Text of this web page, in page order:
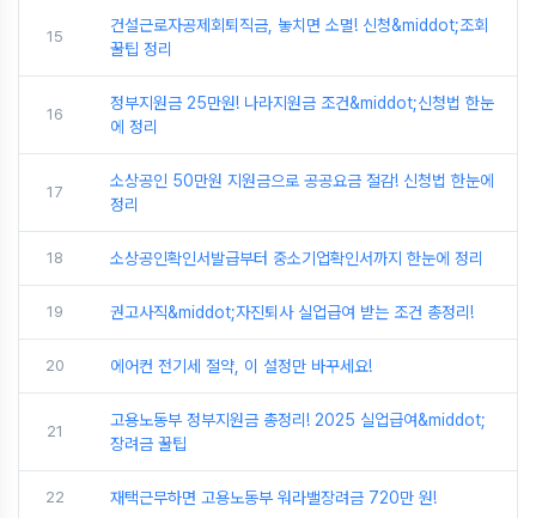
15
건설근로자공제회퇴직금, 놓치면 소멸! 신청&middot;조회
꿀팁 정리
16
정부지원금 25만원! 나라지원금 조건&middot;신청법 한눈
에 정리
17
소상공인 50만원 지원금으로 공공요금 절감! 신청법 한눈에
정리
18 소상공인확인서발급부터 중소기업확인서까지 한눈에 정리
19 권고사직&middot;자진퇴사 실업급여 받는 조건 총정리!
20 에어컨 전기세 절약, 이 설정만 바꾸세요!
21
고용노동부 정부지원금 총정리! 2025 실업급여&middot;
장려금 꿀팁
22 재택근무하면 고용노동부 워라밸장려금 720만 원!